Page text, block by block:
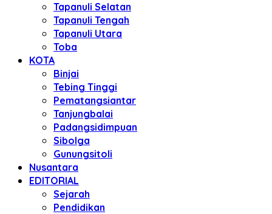
Tapanuli Selatan
Tapanuli Tengah
Tapanuli Utara
Toba
KOTA
Binjai
Tebing Tinggi
Pematangsiantar
Tanjungbalai
Padangsidimpuan
Sibolga
Gunungsitoli
Nusantara
EDITORIAL
Sejarah
Pendidikan